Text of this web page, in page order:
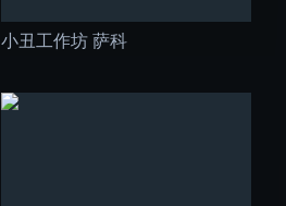
小丑工作坊 萨科